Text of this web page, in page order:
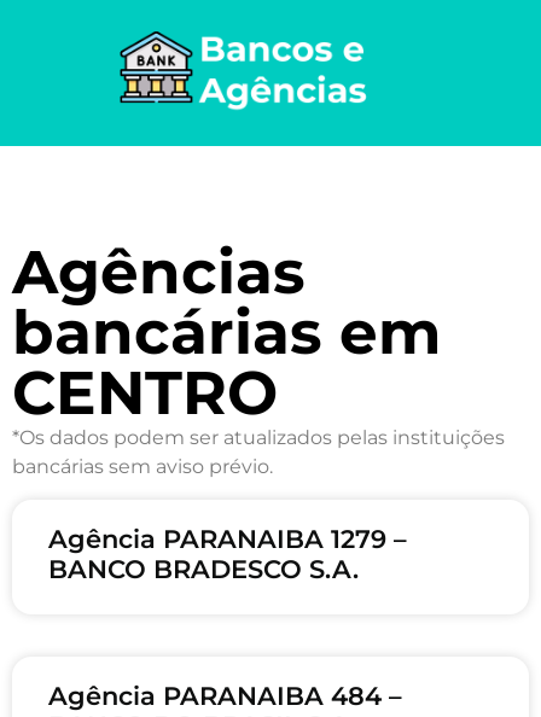
Agências
bancárias em
CENTRO
*Os dados podem ser atualizados pelas instituições
bancárias sem aviso prévio.
Agência PARANAIBA 1279 –
BANCO BRADESCO S.A.
Agência PARANAIBA 484 –